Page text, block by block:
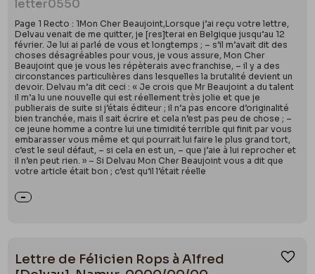
letter0550
Page 1 Recto : 1Mon Cher Beaujoint,Lorsque j’ai reçu votre lettre,
Delvau venait de me quitter, je [res]terai en Belgique jusqu’au 12
février. Je lui ai parlé de vous et longtemps ; – s’il m’avait dit des
choses désagréables pour vous, je vous assure, Mon Cher
Beaujoint que je vous les répèterais avec franchise, – il y a des
circonstances particulières dans lesquelles la brutalité devient un
devoir. Delvau m’a dit ceci : « Je crois que Mr Beaujoint a du talent
il m’a lu une nouvelle qui est réellement très jolie et que je
publierais de suite si j’étais éditeur ; il n’a pas encore d’originalité
bien tranchée, mais il sait écrire et cela n’est pas peu de chose ; –
ce jeune homme a contre lui une timidité terrible qui finit par vous
embarasser vous même et qui pourrait lui faire le plus grand tort,
c’est le seul défaut, – si cela en est un, – que j’aie à lui reprocher et
il n’en peut rien. » – Si Delvau Mon Cher Beaujoint vous a dit que
votre article était bon ; c’est qu’il l’était réelle
Lettre de Félicien Rops à Alfred